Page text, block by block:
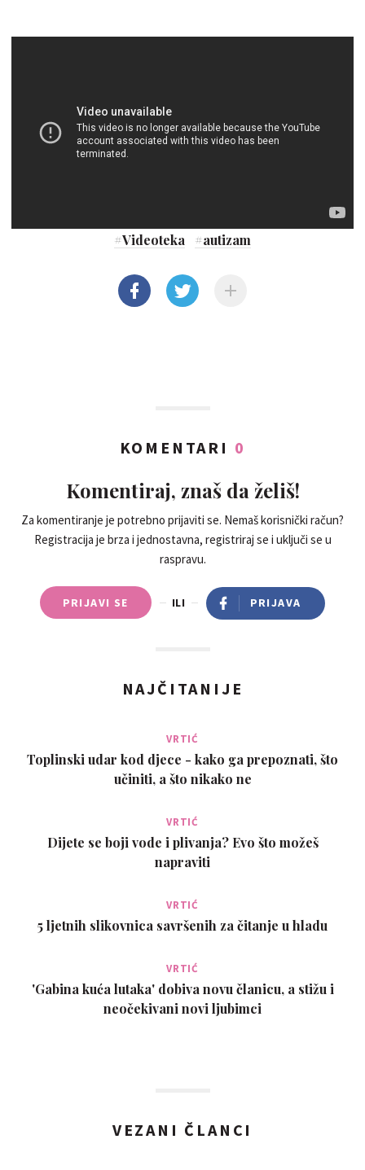
#Videoteka #autizam
KOMENTARI 0
Komentiraj, znaš da želiš!
Za komentiranje je potrebno prijaviti se. Nemaš korisnički račun?
Registracija je brza i jednostavna, registriraj se i uključi se u
raspravu.
PRIJAVI SE ILI PRIJAVA
NAJČITANIJE
VRTIĆ
Toplinski udar kod djece - kako ga prepoznati, što
učiniti, a što nikako ne
VRTIĆ
Dijete se boji vode i plivanja? Evo što možeš
napraviti
VRTIĆ
5 ljetnih slikovnica savršenih za čitanje u hladu
VRTIĆ
'Gabina kuća lutaka' dobiva novu članicu, a stižu i
neočekivani novi ljubimci
VEZANI ČLANCI